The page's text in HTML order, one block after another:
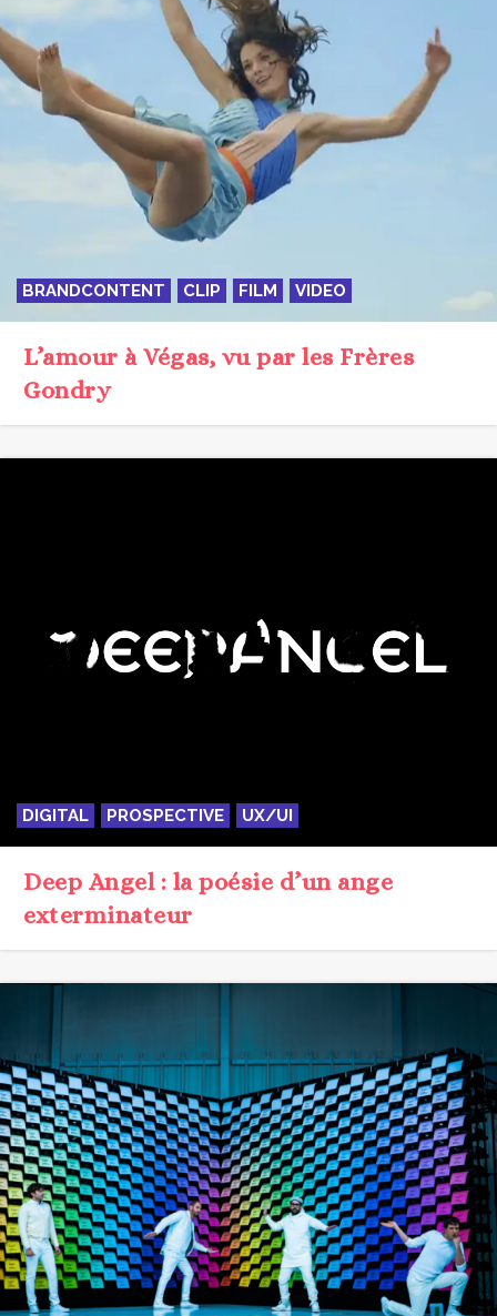
BRANDCONTENT CLIP FILM VIDEO
L’amour à Végas, vu par les Frères
PROSPECTIVE UX/UI
CLIP FILM MÉTHODOLOGIE VIDEO
L’ébouriffant nouveau clip du groupe
Ok Go!